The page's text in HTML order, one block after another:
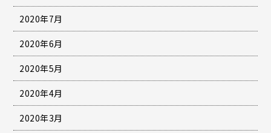
2020年7月
2020年6月
2020年5月
2020年4月
2020年3月